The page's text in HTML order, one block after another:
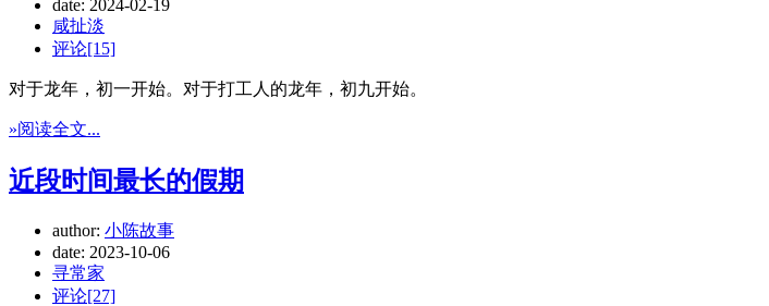
date: 2024-02-19
咸扯淡
评论[15]
对于龙年，初一开始。对于打工人的龙年，初九开始。
»阅读全文...
近段时间最长的假期
author: 小陈故事
date: 2023-10-06
寻常家
评论[27]